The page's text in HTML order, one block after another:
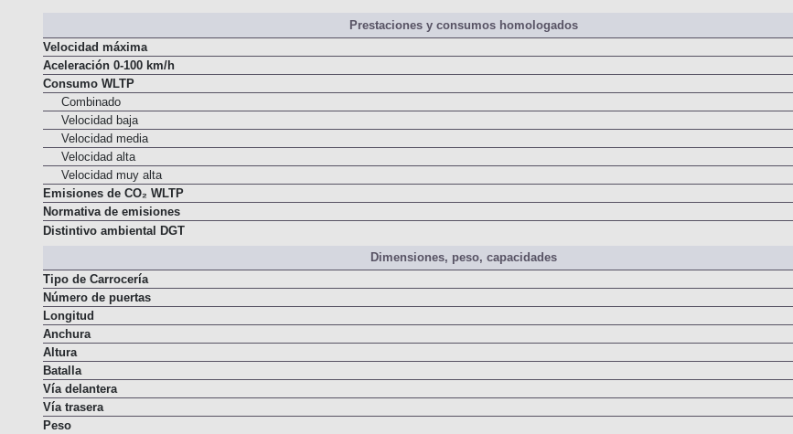
Prestaciones y consumos homologados
Velocidad máxima
Aceleración 0-100 km/h
Consumo WLTP
Combinado
Velocidad baja
Velocidad media
Velocidad alta
Velocidad muy alta
Emisiones de CO₂ WLTP
Normativa de emisiones
Distintivo ambiental DGT
Dimensiones, peso, capacidades
Tipo de Carrocería
Número de puertas
Longitud
Anchura
Altura
Batalla
Vía delantera
Vía trasera
Peso